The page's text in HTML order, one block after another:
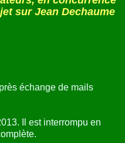
sur Jean Dechaume
échange de mails
Il est interrompu en